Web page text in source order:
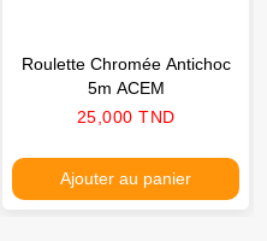
Roulette Chromée Antichoc
5m ACEM
Prix
25,000 TND
Ajouter au panier